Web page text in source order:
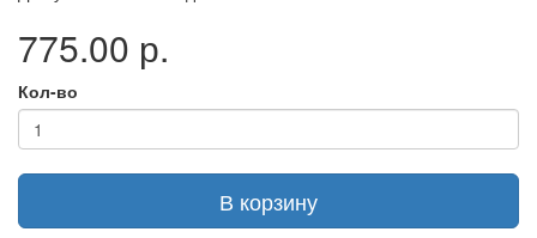
775.00 р.
Кол-во
В корзину